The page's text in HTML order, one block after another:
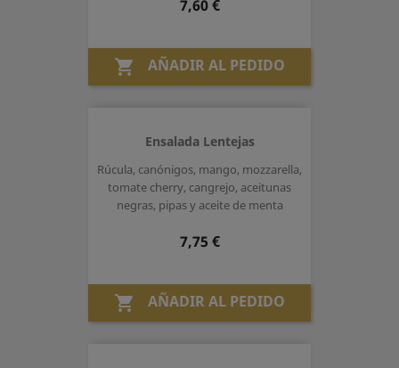
Precio
7,60 €
 AÑADIR AL PEDIDO
Ensalada Lentejas
Rúcula, canónigos, mango, mozzarella,
tomate cherry, cangrejo, aceitunas
negras, pipas y aceite de menta
Precio
7,75 €
 AÑADIR AL PEDIDO